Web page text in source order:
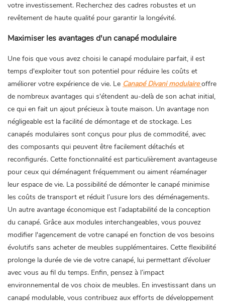
votre investissement. Recherchez des cadres robustes et un
revêtement de haute qualité pour garantir la longévité.
Maximiser les avantages d'un canapé modulaire
Une fois que vous avez choisi le canapé modulaire parfait, il est
temps d'exploiter tout son potentiel pour réduire les coûts et
améliorer votre expérience de vie. Le Canapé Divani modulaireoffre
de nombreux avantages qui s'étendent au-delà de son achat initial,
ce qui en fait un ajout précieux à toute maison. Un avantage non
négligeable est la facilité de démontage et de stockage. Les
canapés modulaires sont conçus pour plus de commodité, avec
des composants qui peuvent être facilement détachés et
reconfigurés. Cette fonctionnalité est particulièrement avantageuse
pour ceux qui déménagent fréquemment ou aiment réaménager
leur espace de vie. La possibilité de démonter le canapé minimise
les coûts de transport et réduit l’usure lors des déménagements.
Un autre avantage économique est l’adaptabilité de la conception
du canapé. Grâce aux modules interchangeables, vous pouvez
modifier l'agencement de votre canapé en fonction de vos besoins
évolutifs sans acheter de meubles supplémentaires. Cette flexibilité
prolonge la durée de vie de votre canapé, lui permettant d’évoluer
avec vous au fil du temps. Enfin, pensez à l’impact
environnemental de vos choix de meubles. En investissant dans un
canapé modulable, vous contribuez aux efforts de développement